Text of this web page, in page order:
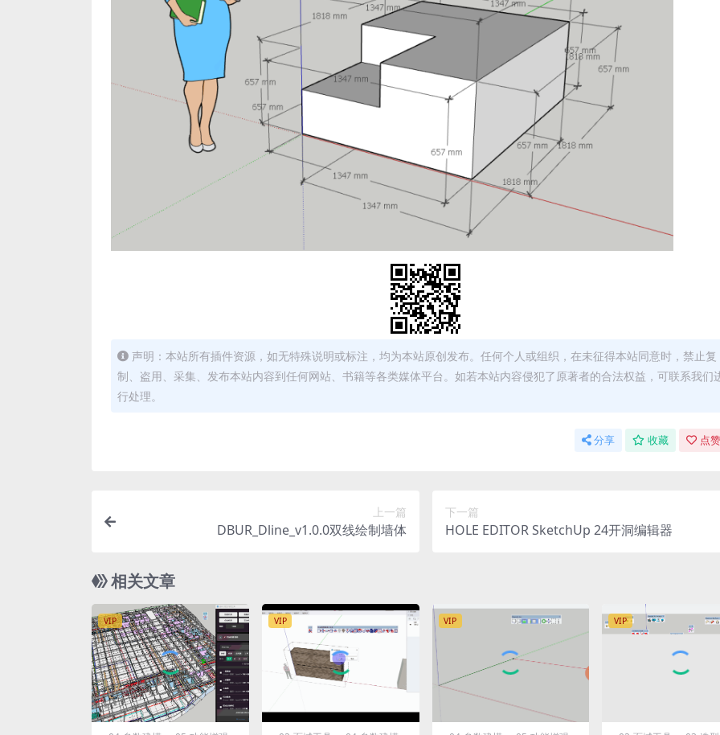
声明：本站所有插件资源，如无特殊说明或标注，均为本站原创发布。任何个人或组织，在未征得本站同意时，禁止复
制、盗用、采集、发布本站内容到任何网站、书籍等各类媒体平台。如若本站内容侵犯了原著者的合法权益，可联系我们
行处理。
分享 收藏 点
上一篇
DBUR_Dline_v1.0.0双线绘制墙体
下一篇
HOLE EDITOR SketchUp 24开洞编辑器
相关文章
VIP VIP VIP VIP